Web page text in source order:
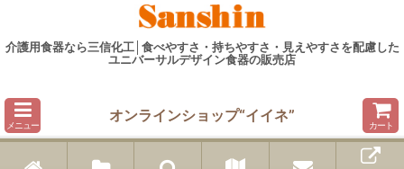
介護用食器なら三信化工│食べやすさ・持ちやすさ・見えやすさを配慮した
ユニバーサルデザイン食器の販売店
メニュー
オンラインショップ“イイネ”
カート